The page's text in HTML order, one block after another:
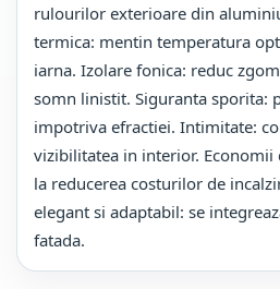
rulourilor exterioare din
termica: mentin temperatura
iarna. Izolare fonica: reduc
somn linistit. Siguranta sporita:
impotriva efractiei. Intimitate:
vizibilitatea in interior.
la reducerea costurilor de
elegant si adaptabil: se
fatada.